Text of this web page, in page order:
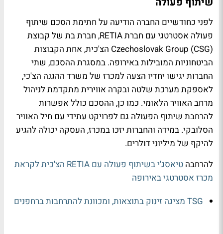
לפני כחודשיים החברה הודיעה על חתימת הסכם שיתוף
פעולה אסטרטגי עם חברת RETIA, חברת בת של קבוצת
Czechoslovak Group (CSG) הצ'כית, אחת הקבוצות
הביטחוניות המובילות באירופה. במסגרת ההסכם, שתי
החברות יגישו יחדיו הצעה למכרז של משרד ההגנה הצ'כי,
לאספקת מערכת שלטה ובקרה אווירית מתקדמת לניהול
מרחב האוויר הלאומי. כמו כן, ההסכם כולל אפשרות
להרחבת שיתוף הפעולה גם לפרויקט עתידי עם חיל האוויר
הסלובקי. במידה והחברות יזכו במכרז, העסקה יכולה להגיע
להיקף של מיליוני דולרים.
להרחבה
טיאסג'י בשיתוף פעולה עם RETIA הצ'כית לקראת
מכרז אסטרטגי באירופה
TSG מציגה זינוק בתוצאות, ומכוונת להתרחבות ברחפנים